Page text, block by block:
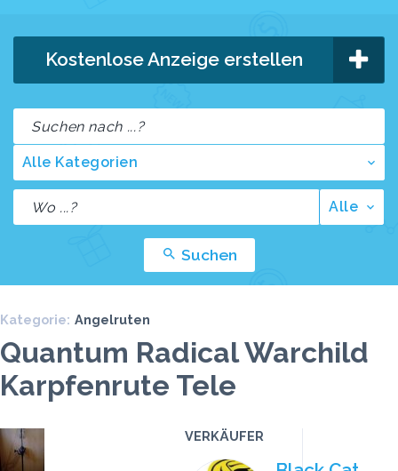
Kostenlose Anzeige erstellen
Alle Kategorien
Alle
Suchen
Kategorie: Angelruten
Quantum Radical Warchild
Karpfenrute Tele
VERKÄUFER